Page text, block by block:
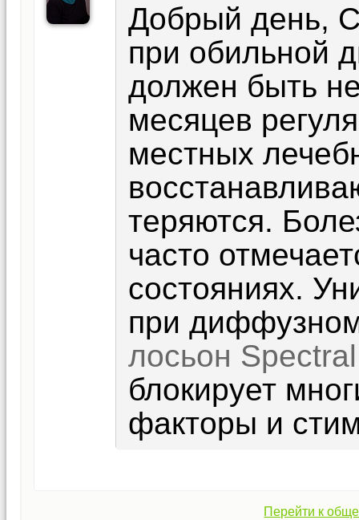
Добрый день,
при обильной
должен быть
месяцев
местных
теряются.
часто
состояниях.
при
лосьон
блокирует
факторы и
Перейти к